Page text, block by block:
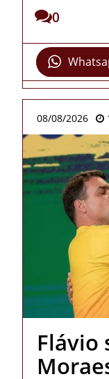
0
08/08/2026
Flávio